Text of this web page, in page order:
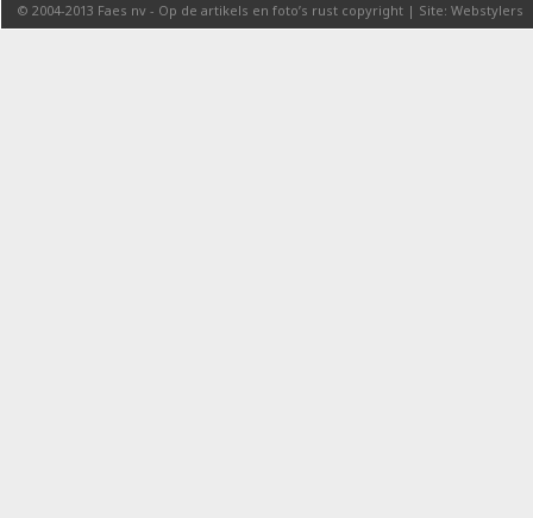
© 2004-2013 Faes nv - Op de artikels en foto’s rust copyright | Site: Webstylers